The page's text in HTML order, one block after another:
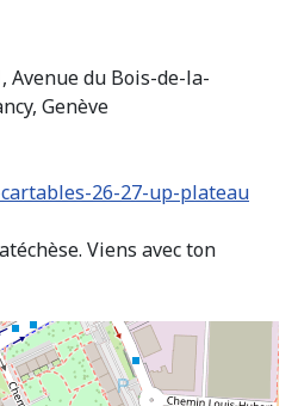
Avenue du Bois-de-la-
Genève
26-27-up-plateau
Viens avec ton